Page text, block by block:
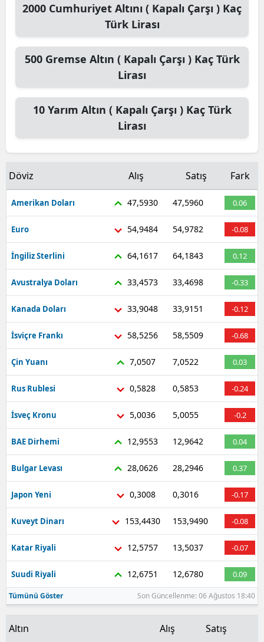
2000 Cumhuriyet Altını ( Kapalı Çarşı ) Kaç
Türk Lirası
500 Gremse Altın ( Kapalı Çarşı )Kaç Türk
Lirası
10 Yarım Altın ( Kapalı Çarşı )Kaç Türk
Lirası
Döviz Alış Satış Fark
Amerikan Doları 47,5930 47,5960 0.06
Euro 54,9484 54,9782 -0.08
İngiliz Sterlini 64,1617 64,1843 0.12
Avustralya Doları 33,4573 33,4698 -0.33
Kanada Doları 33,9048 33,9151 -0.12
İsviçre Frankı 58,5256 58,5509 -0.68
Çin Yuanı 7,0507 7,0522 0.03
Rus Rublesi 0,5828 0,5853 -0.24
İsveç Kronu 5,0036 5,0055 -0.2
BAE Dirhemi 12,9553 12,9642 0.04
Bulgar Levası 28,0626 28,2946 0.37
Japon Yeni 0,3008 0,3016 -0.17
Kuveyt Dinarı 153,4430 153,9490 -0.08
Katar Riyali 12,5757 13,5037 -0.07
Suudi Riyali 12,6751 12,6780 0.09
Tümünü Göster Son Güncellenme: 06 Ağustos 18:40
Altın Alış Satış